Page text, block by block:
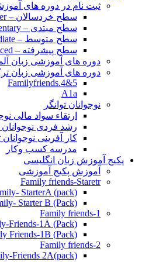
ثبت نام در دوره های
سطح خردسالان – Beginner
سطح مبتدی – Elementary
سطح متوسط – Intermediate
سطح پیشرفته – Advanced
دوره های آموزشی زبان
دوره های آموزشی زبان
Familyfriends.4&5
A1a
نوجوانان توانگر
ارتقاء سواد مالی
رشد فردی نوجوانان
کار آفرینی نوجوانان
مدرسه کسب وکار
پکیج آموزش زبان انگلیسی
آموزش پکیج آموزشی
Family friends-Staretr
StarterA (pack)
Starter B (Pack)
Family friends-1
(Pack) Family-Friends-1A
(Pack) Family Friends-1B
Family friends-2
Friends 2A(pack)